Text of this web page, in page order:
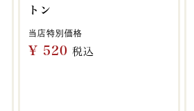
トン
当店特別価格
¥ 520 税込